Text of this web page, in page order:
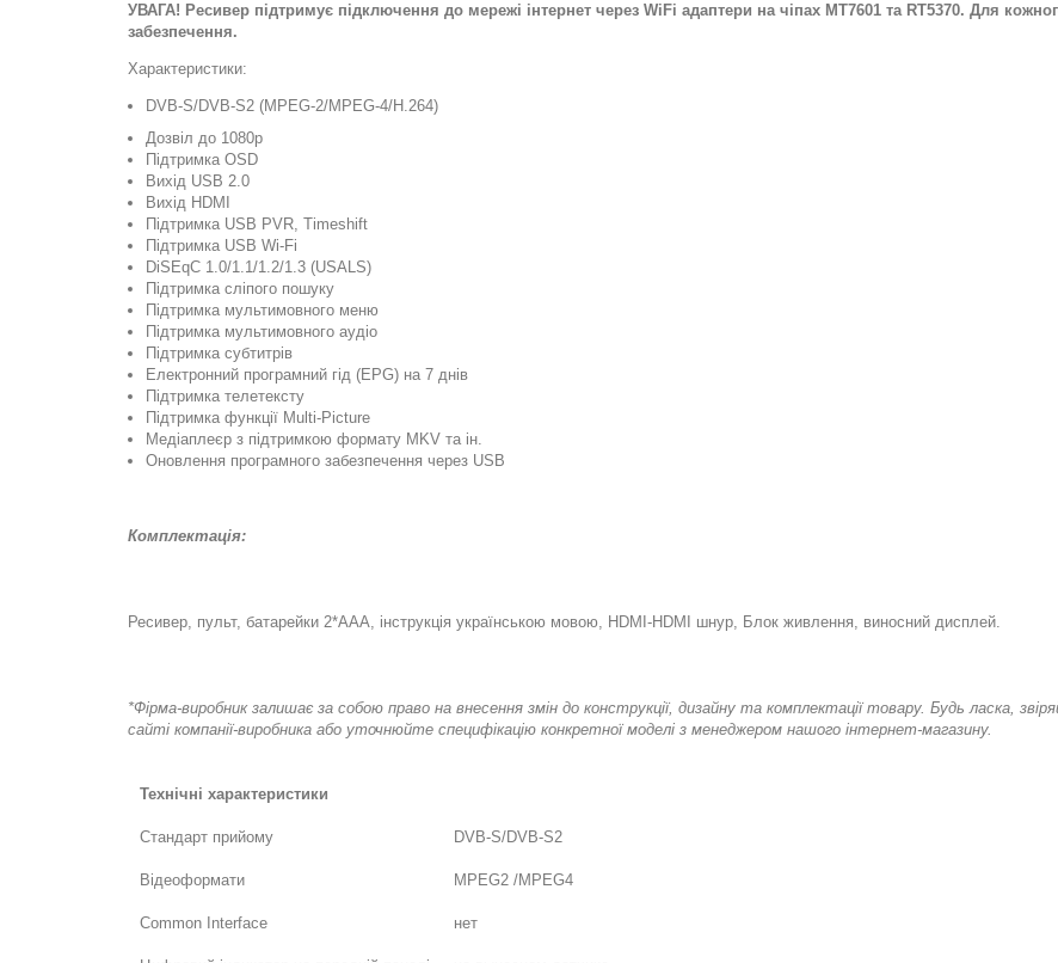
УВАГА! Ресивер підтримує підключення до мережі інтернет через WiFi адаптери на чіпах MT7601 та RT5370. Для
забезпечення.
Характеристики:
DVB-S/DVB-S2 (MPEG-2/MPEG-4/H.264)
Дозвіл до 1080р
Підтримка OSD
Вихід USB 2.0
Вихід HDMI
Підтримка USB PVR, Timeshift
Підтримка USB Wi-Fi
DiSEqC 1.0/1.1/1.2/1.3 (USALS)
Підтримка сліпого пошуку
Підтримка мультимовного меню
Підтримка мультимовного аудіо
Підтримка субтитрів
Електронний програмний гід (EPG) на 7 днів
Підтримка телетексту
Підтримка функції Multi-Picture
Медіаплеєр з підтримкою формату MKV та ін.
Оновлення програмного забезпечення через USB
Комплектація:
Ресивер, пульт, батарейки 2*AAA, інструкція українською мовою, HDMI-HDMI шнур, Блок живлення, виносний дисплей.
*Фірма-виробник залишає за собою право на внесення змін до конструкції, дизайну та комплектації товару. Будь ласка,
сайті компанії-виробника або уточнюйте специфікацію конкретної моделі з менеджером нашого інтернет-магазину.
Технічні характеристики
Стандарт прийому DVB-S/DVB-S2
Відеоформати MPEG2 /MPEG4
Common Interface нет